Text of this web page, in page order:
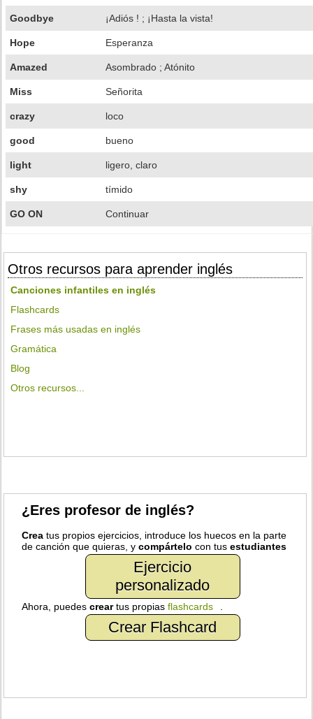
Goodbye ¡Adiós ! ; ¡Hasta la vista!
Hope Esperanza
Amazed Asombrado ; Atónito
Miss Señorita
crazy loco
good bueno
light ligero, claro
shy tímido
GO ON Continuar
Otros recursos para aprender inglés
Canciones infantiles en inglés
Flashcards
Frases más usadas en inglés
Gramática
Blog
Otros recursos...
¿Eres profesor de inglés?
Crea tus propios ejercicios, introduce los huecos en la parte
de canción que quieras, ycompártelo con tusestudiantes
Ejercicio
personalizado
Ahora, puedescreartus propiasflashcards
Crear Flashcard